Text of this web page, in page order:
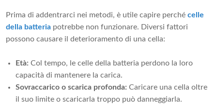
Prima di addentrarci nei metodi, è utile capire perché celle
della batteria potrebbe non funzionare. Diversi fattori
possono causare il deterioramento di una cella:
Età: Col ​​tempo, le celle della batteria perdono la loro
capacità di mantenere la carica.
Sovraccarico o scarica profonda: Caricare una cella oltre
il suo limite o scaricarla troppo può danneggiarla.